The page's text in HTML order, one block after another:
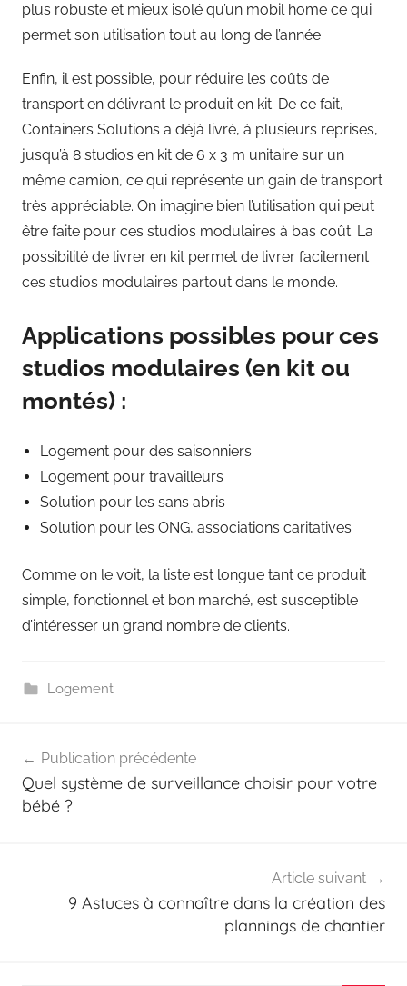
plus robuste et mieux isolé qu’un mobil home ce qui
permet son utilisation tout au long de l’année
Enfin, il est possible, pour réduire les coûts de
transport en délivrant le produit en kit. De ce fait,
Containers Solutions a déjà livré, à plusieurs reprises,
jusqu’à 8 studios en kit de 6 x 3 m unitaire sur un
même camion, ce qui représente un gain de transport
très appréciable. On imagine bien l’utilisation qui peut
être faite pour ces studios modulaires à bas coût. La
possibilité de livrer en kit permet de livrer facilement
ces studios modulaires partout dans le monde.
Applications possibles pour ces
studios modulaires (en kit ou
montés) :
Logement pour des saisonniers
Logement pour travailleurs
Solution pour les sans abris
Solution pour les ONG, associations caritatives
Comme on le voit, la liste est longue tant ce produit
simple, fonctionnel et bon marché, est susceptible
d’intéresser un grand nombre de clients.
Logement
de
l’article
Publication précédente
Quel système de surveillance choisir pour votre
bébé ?
Article suivant
9 Astuces à connaître dans la création des
plannings de chantier